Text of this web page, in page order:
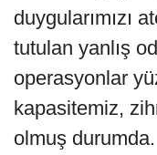
duygularımızı
tutulan yanlış
operasyonlar
kapasitemiz,
olmuş